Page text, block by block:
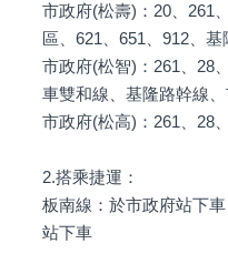
市政府(松壽)：20、261
區、621、651、912、
市政府(松智)：261、28
車雙和線、基隆路幹線
市政府(松高)：261、28
2.搭乘捷運：
板南線：於市政府站下
站下車